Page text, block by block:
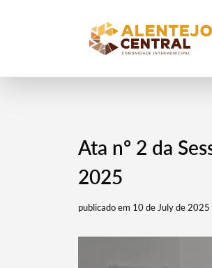
Ata nº 2 da
2025
publicado em 10 de July de 2025